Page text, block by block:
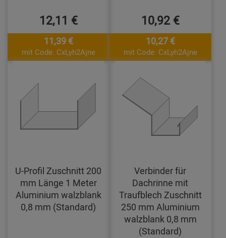
12,11 €
11,39 €
mit Code: CxLyh2Ajne
10,92 €
10,27 €
mit Code: CxLyh2Ajne
U-Profil Zuschnitt 200
mm Länge 1 Meter
Aluminium walzblank
0,8 mm (Standard)
Verbinder für
Dachrinne mit
Traufblech Zuschnitt
250 mm Aluminium
walzblank 0,8 mm
(Standard)